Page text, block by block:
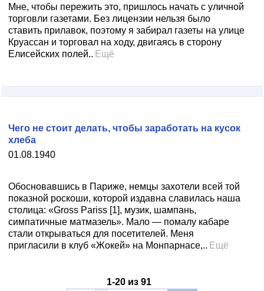
Мне, чтобы пережить это, пришлось начать с уличной
торговли газетами. Без лицензии нельзя было
ставить прилавок, поэтому я забирал газеты на улице
Круассан и торговал на ходу, двигаясь в сторону
Елисейских полей.. Ещё
01.08.1940
Чего не стоит делать, чтобы заработать на кусок
хлеба
Обосновавшись в Париже, немцы захотели всей той
показной роскоши, которой издавна славилась наша
столица: «Gross Pariss [1], музик, шампань,
симпатичные матмазель». Мало — помалу кабаре
стали открываться для посетителей. Меня
пригласили в клуб «Жокей» на Монпарнасе,.. Ещё
1-20 из 91